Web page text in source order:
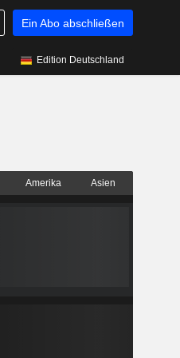
Ein Abo abschließen
Edition Deutschland
Amerika Asien